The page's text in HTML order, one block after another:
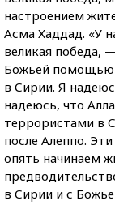
настроением
Асма Хаддад. «У
великая победа,
Божьей помощью
в Сирии. Я
надеюсь, что
террористами в
после Алеппо.
опять начинаем
в Сирии и с